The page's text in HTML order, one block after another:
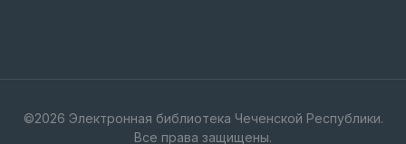
©2026 Электронная библиотека Чеченской Республики.
Все права защищены.